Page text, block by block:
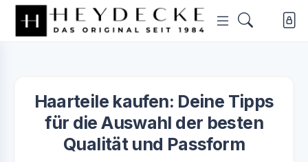
Haarteile kaufen: Deine Tipps
für die Auswahl der besten
Qualität und Passform